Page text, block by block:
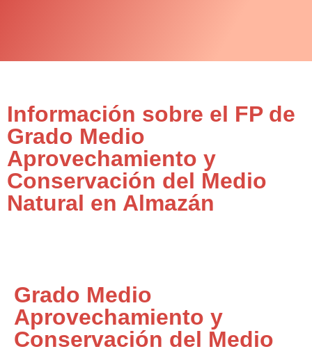
Información sobre el FP de
Grado Medio
Aprovechamiento y
Conservación del Medio
Natural en Almazán
Grado Medio
Aprovechamiento y
Conservación del Medio